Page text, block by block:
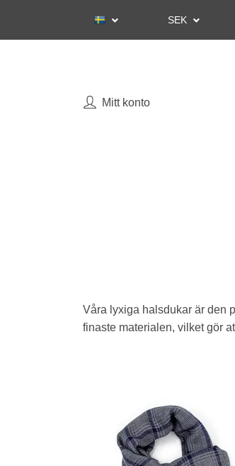
SEK
Mitt konto
Våra lyxiga halsdukar är den
finaste materialen, vilket gör